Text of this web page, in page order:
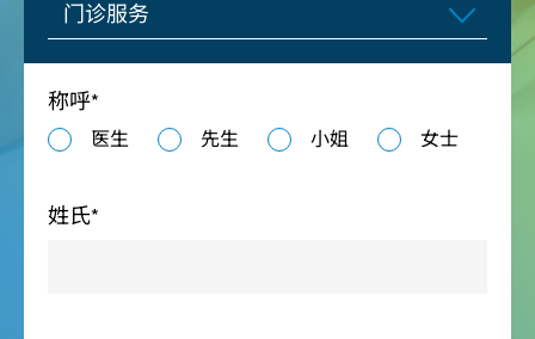
门诊服务
称呼*
医生 先生 小姐 女士
姓氏*